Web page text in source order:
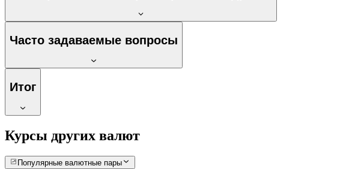
Часто задаваемые вопросы
Итог
Курсы других валют
Популярные валютные пары